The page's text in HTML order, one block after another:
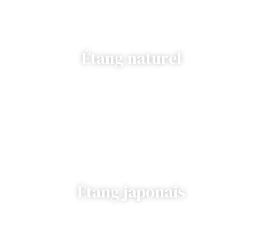
Étang naturel
Étang japonais